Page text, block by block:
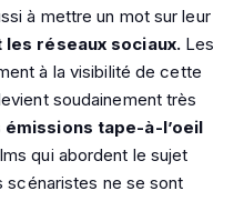
à mettre un mot sur leur
réseaux sociaux. Les
à la visibilité de cette
soudainement très
tape-à-l’oeil
qui abordent le sujet
scénaristes ne se sont